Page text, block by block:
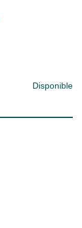
Disponible